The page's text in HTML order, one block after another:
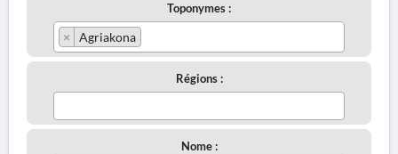
Toponymes :
× Agriakona
Régions :
Nome :